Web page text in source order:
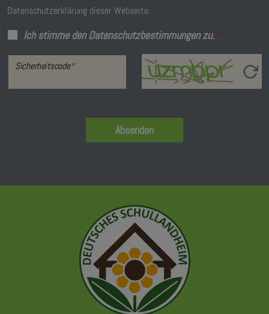
Datenschutzerklärung dieser Webseite.
Ich stimme den Datenschutzbestimmungen zu.*
Sicherheitscode*
Absenden